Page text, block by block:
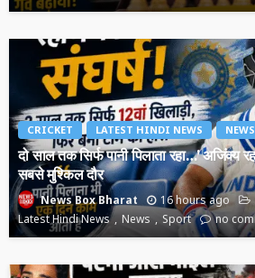
CRICKET LATEST HINDI NEWS NEWS
दो साल तक सिर्फ पानी पिलाता रहा…’ अजिंक्य
सबसे मुश्किल दौर
News Box Bharat 16 hours ago
Latest Hindi News
News Sport no